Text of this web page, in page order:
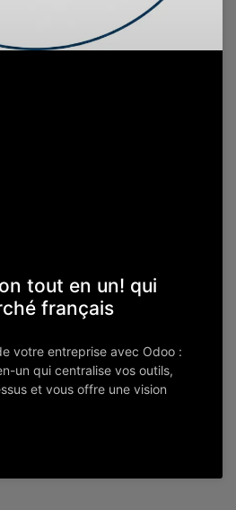
tout en un! qui
français
votre entreprise avec Odoo :
un qui centralise vos outils,
et vous offre une vision